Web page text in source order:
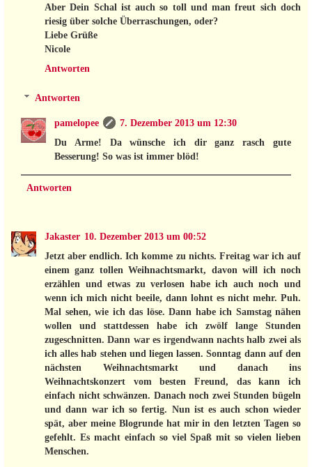
Aber Dein Schal ist auch so toll und man freut sich doch
riesig über solche Überraschungen, oder?
Liebe Grüße
Nicole
Antworten
Antworten
pamelopee
7. Dezember 2013 um 12:30
Du Arme! Da wünsche ich dir ganz rasch gute
Besserung! So was ist immer blöd!
Antworten
Jakaster 10. Dezember 2013 um 00:52
Jetzt aber endlich. Ich komme zu nichts. Freitag war ich auf
einem ganz tollen Weihnachtsmarkt, davon will ich noch
erzählen und etwas zu verlosen habe ich auch noch und
wenn ich mich nicht beeile, dann lohnt es nicht mehr. Puh.
Mal sehen, wie ich das löse. Dann habe ich Samstag nähen
wollen und stattdessen habe ich zwölf lange Stunden
zugeschnitten. Dann war es irgendwann nachts halb zwei als
ich alles hab stehen und liegen lassen. Sonntag dann auf den
nächsten Weihnachtsmarkt und danach ins
Weihnachtskonzert vom besten Freund, das kann ich
einfach nicht schwänzen. Danach noch zwei Stunden bügeln
und dann war ich so fertig. Nun ist es auch schon wieder
spät, aber meine Blogrunde hat mir in den letzten Tagen so
gefehlt. Es macht einfach so viel Spaß mit so vielen lieben
Menschen.